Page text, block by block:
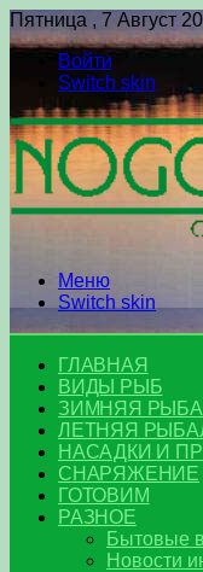
Пятница , 7 Август
Войти
Switch skin
Меню
Switch skin
ГЛАВНАЯ
ВИДЫ РЫБ
ЗИМНЯЯ
ЛЕТНЯЯ
НАСАДКИ И
СНАРЯЖЕНИЕ
ГОТОВИМ
РАЗНОЕ
Бытовые
Новости